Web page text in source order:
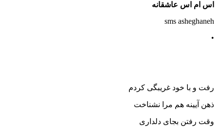
اس ام اس عاشقانه
sms asheghaneh
•
رفت و با خود غریبگی کردم
ذهن آیینه هم مرا نشناخت
وقت رفتن بجای دلداری